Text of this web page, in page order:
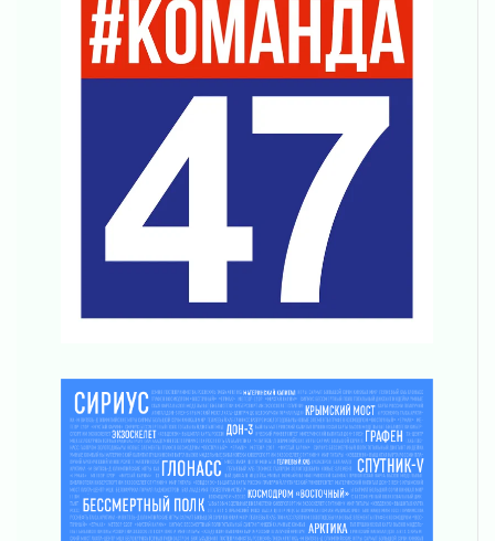
Важная информация
04 августа 2026
Что делать со сбережениями
Награды нашли строителей
Ленобласть повышает производительность
труда в ЖКХ
03 августа 2026
Поддержка волонтерских объединений
Ладожский мост полностью закроют на два
Музеи Ленобласти обновляют пространства
03 августа 2026
Новая площадка: 2027
03 августа 2026
Часть медиков в Ленобласти сможет
рассчитывать на доплату от региона
03 августа 2026